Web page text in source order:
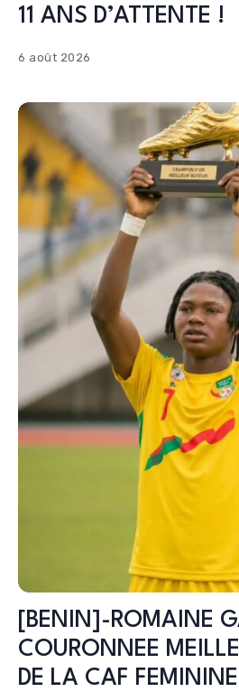
11 ANS D’ATTENTE !
6 août 2026
[BENIN]-ROMAINE
COURONNEE
DE LA CAF